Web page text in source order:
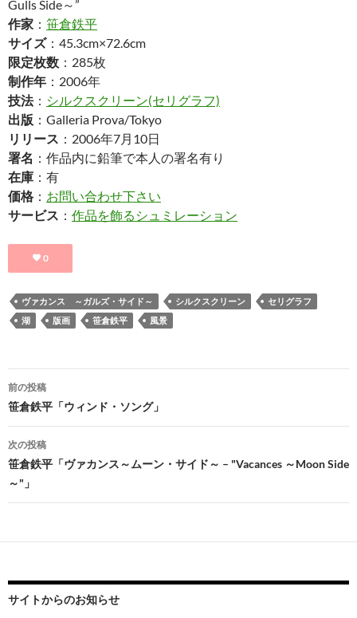
Gulls Side～”
作家 ： 笹倉鉄平
サイズ：45.3cm×72.6cm
限定枚数 ：285枚
制作年 ：2006年
技法： シルクスクリーン(セリグラフ)
出版 ：Galleria Prova/Tokyo
リリース ：2006年7月10日
署名 ：作品内に鉛筆で本人の署名有り
在庫 ：有
価格 ： お問い合わせ下さい
サービス ： 作品を飾るシュミレーション
0
ヴァカンス ～ガルズ・サイド～ シルクスクリーン
セリグラフ
湖
版画 笹倉鉄平 風景
投
稿
ナ
ビ
ゲ
シ
ョ
ン
前の投稿
笹倉鉄平「ウィンド・ソング」
次の投稿
笹倉鉄平「ヴァカンス～ムーン・サイド～ – "Vacances ～Moon Side
～"」
サイトからのお知らせ